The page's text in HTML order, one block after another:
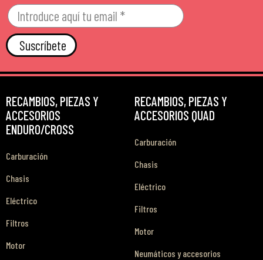
Suscríbete
RECAMBIOS, PIEZAS Y
ACCESORIOS
ENDURO/CROSS
Carburación
Chasis
Eléctrico
Filtros
Motor
RECAMBIOS, PIEZAS Y
ACCESORIOS QUAD
Carburación
Chasis
Eléctrico
Filtros
Motor
Neumáticos y accesorios